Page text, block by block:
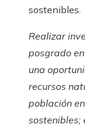
sostenibles.
Realizar
posgrado
una
recursos
población
sostenibles;